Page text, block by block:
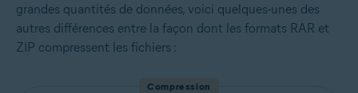
grandes quantités de données, voici quelques-unes des
autres différences entre la façon dont les formats RAR et
ZIP compressent les fichiers :
Compression